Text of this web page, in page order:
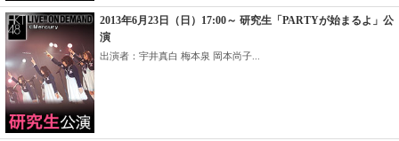
2013年6月23日（日）17:00～ 研究生「PARTYが始まるよ」公
演
出演者：宇井真白 梅本泉 岡本尚子...